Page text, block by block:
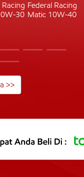
Racing
30
Federal Racing
Matic 10W-40
>>